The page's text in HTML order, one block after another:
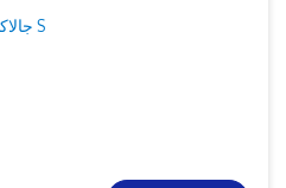
جالاكسى S